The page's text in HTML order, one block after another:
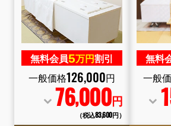
無料会員5万円割引
一般価格126,000円
76,000円
（税込83,600円）
無料
一般